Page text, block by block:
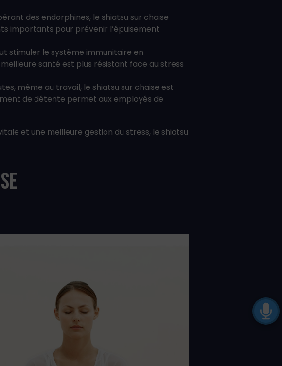
des endorphines, le shiatsu sur chaise
importants pour prévenir l’épuisement
stimuler le système immunitaire en
santé est plus résistant face au stress
même au travail, le shiatsu sur chaise est
de détente permet aux employés de
et une meilleure gestion du stress, le shiatsu